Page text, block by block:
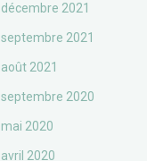
décembre 2021
septembre 2021
août 2021
septembre 2020
mai 2020
avril 2020